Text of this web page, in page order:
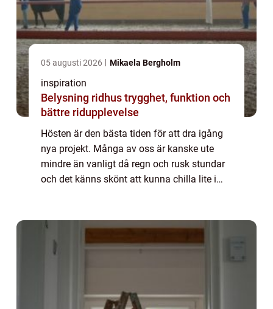
05 augusti 2026 Mikaela Bergholm
inspiration
Belysning ridhus trygghet, funktion och
bättre ridupplevelse
Hösten är den bästa tiden för att dra igång
nya projekt. Många av oss är kanske ute
mindre än vanligt då regn och rusk stundar
och det känns skönt att kunna chilla lite i